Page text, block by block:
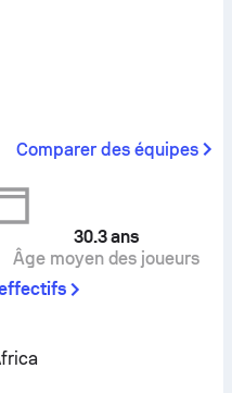
Comparer des équipes
30.3ans
Âge moyen des joueurs